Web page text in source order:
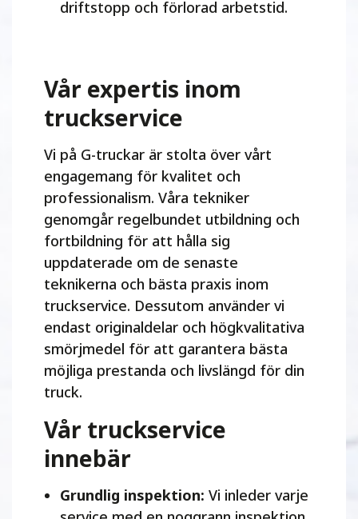
driftstopp och förlorad arbetstid.
Vår expertis inom
truckservice
Vi på G-truckar är stolta över vårt
engagemang för kvalitet och
professionalism. Våra tekniker
genomgår regelbundet utbildning och
fortbildning för att hålla sig
uppdaterade om de senaste
teknikerna och bästa praxis inom
truckservice. Dessutom använder vi
endast originaldelar och högkvalitativa
smörjmedel för att garantera bästa
möjliga prestanda och livslängd för din
truck.
Vår truckservice
innebär
Grundlig inspektion: Vi inleder varje